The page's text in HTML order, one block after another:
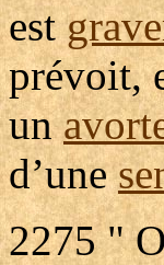
est
prévoit,
un
d’une
2275 "